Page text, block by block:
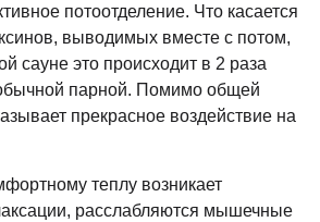
потоотделение. Что касается
выводимых вместе с потом,
сауне это происходит в 2 раза
парной. Помимо общей
прекрасное воздействие на
теплу возникает
расслабляются мышечные